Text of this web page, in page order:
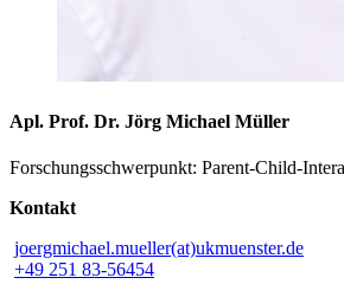
Apl. Prof. Dr. Jörg Michael Müller
Forschungsschwerpunkt: Parent-Child-
Kontakt
joergmichael.mueller(at)ukmuenster.de
+49 251 83-56454